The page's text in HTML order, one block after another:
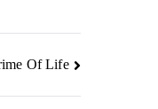
Of Life